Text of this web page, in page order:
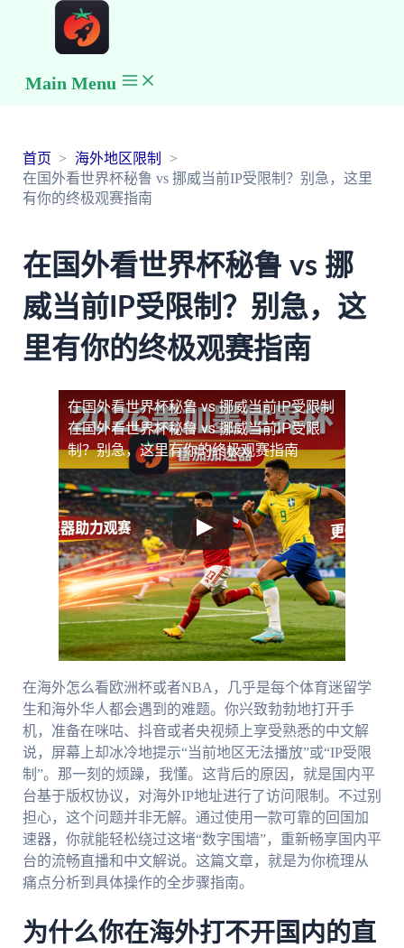
Main Menu
首页
海外地区限制
在国外看世界杯秘鲁 vs 挪威当前IP受限制？别急，这里
有你的终极观赛指南
在国外看世界杯秘鲁 vs 挪
威当前IP受限制？别急，这
里有你的终极观赛指南
在国外看世界杯秘鲁 vs 挪威当前IP受限制
在国外看世界杯秘鲁 vs 挪威当前IP受限
制？别急，这里有你的终极观赛指南
在海外怎么看欧洲杯或者NBA，几乎是每个体育迷留学
生和海外华人都会遇到的难题。你兴致勃勃地打开手
机，准备在咪咕、抖音或者央视频上享受熟悉的中文解
说，屏幕上却冰冷地提示“当前地区无法播放”或“IP受限
制”。那一刻的烦躁，我懂。这背后的原因，就是国内平
台基于版权协议，对海外IP地址进行了访问限制。不过别
担心，这个问题并非无解。通过使用一款可靠的回国加
速器，你就能轻松绕过这堵“数字围墙”，重新畅享国内平
台的流畅直播和中文解说。这篇文章，就是为你梳理从
痛点分析到具体操作的全步骤指南。
为什么你在海外打不开国内的直